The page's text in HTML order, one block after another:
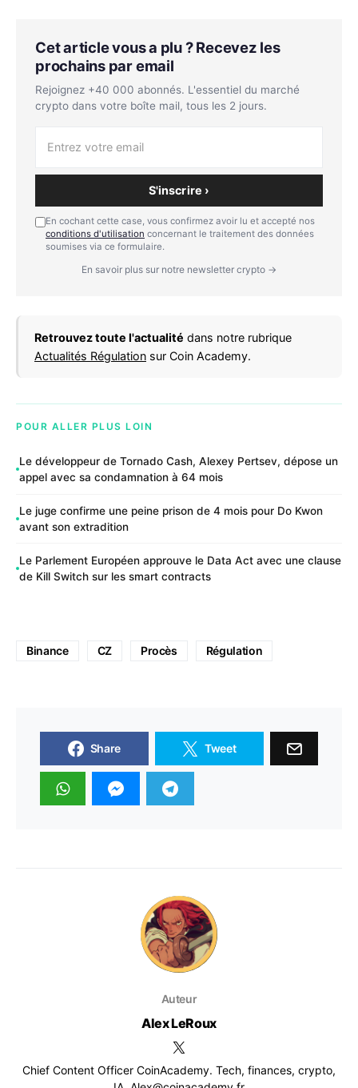
Cet article vous a plu ? Recevez les
prochains par email
Rejoignez +40 000 abonnés. L'essentiel du marché
crypto dans votre boîte mail, tous les 2 jours.
S'inscrire ›
En cochant cette case, vous confirmez avoir lu et accepté nos
conditions d'utilisation concernant le traitement des données
soumises via ce formulaire.
En savoir plus sur notre newsletter crypto →
Retrouvez toute l'actualité dans notre rubrique
Actualités Régulation sur Coin Academy.
POUR ALLER PLUS LOIN
Le développeur de Tornado Cash, Alexey Pertsev, dépose un
appel avec sa condamnation à 64 mois
Le juge confirme une peine prison de 4 mois pour Do Kwon
avant son extradition
Le Parlement Européen approuve le Data Act avec une clause
de Kill Switch sur les smart contracts
Binance CZ Procès Régulation
Share Tweet
Auteur
Alex LeRoux
Chief Content Officer CoinAcademy. Tech, finances, crypto,